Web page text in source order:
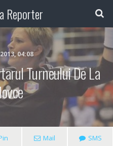
Reporter
04:08
Turneului De La
Mail SMS